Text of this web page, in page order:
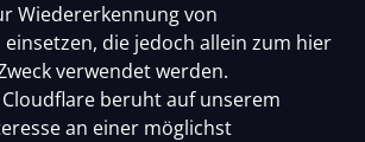
Wiedererkennung von
die jedoch allein zum hier
verwendet werden.
beruht auf unserem
an einer möglichst